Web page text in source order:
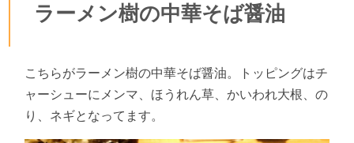
ラーメン樹の中華そば醤油
こちらがラーメン樹の中華そば醤油。トッピングはチ
ャーシューにメンマ、ほうれん草、かいわれ大根、の
り、ネギとなってます。